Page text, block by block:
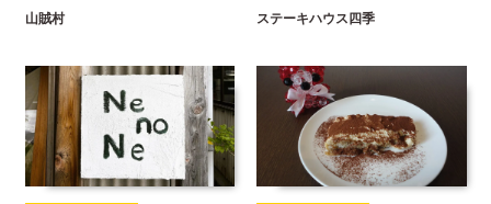
山賊村
ステーキハウス四季